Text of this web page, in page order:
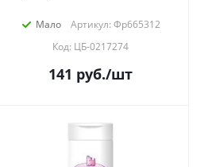
Мало
Артикул: Фр665312
Код: ЦБ-0217274
141 руб./шт